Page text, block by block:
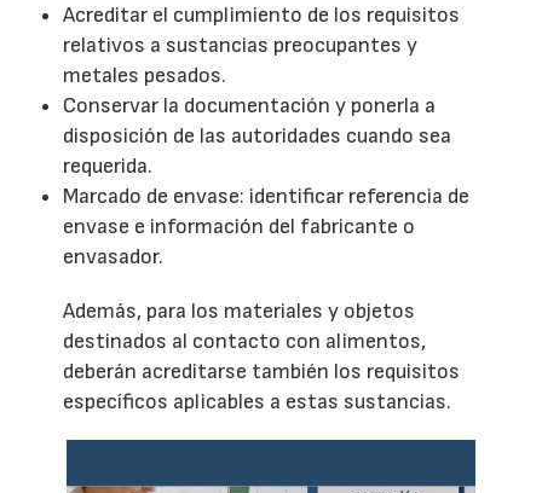
Acreditar el cumplimiento de los requisitos
relativos a sustancias preocupantes y
metales pesados.
Conservar la documentación y ponerla a
disposición de las autoridades cuando sea
requerida.
Marcado de envase: identificar referencia de
envase e información del fabricante o
envasador.
Además, para los materiales y objetos
destinados al contacto con alimentos,
deberán acreditarse también los requisitos
específicos aplicables a estas sustancias.